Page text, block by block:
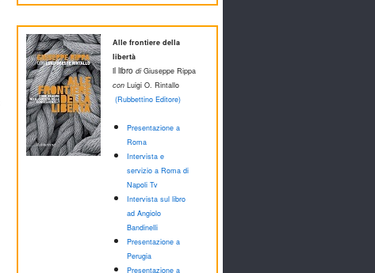
Alle frontiere della
libertà
il libro diGiuseppe Rippa
con Luigi O. Rintallo
(Rubbettino Editore)
Presentazione a
Roma
Intervista e
servizio a Roma di
Napoli Tv
Intervista sul libro
ad Angiolo
Bandinelli
Presentazione a
Perugia
Presentazione a